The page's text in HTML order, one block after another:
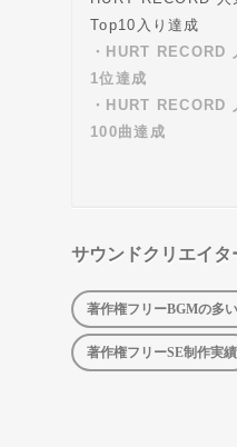
Top10入り達成
・HURT RECORD
1位達成
・HURT RECORD
100曲達成
サウンドクリエイタ
著作権フリーBGMの多
著作権フリーSE制作実績